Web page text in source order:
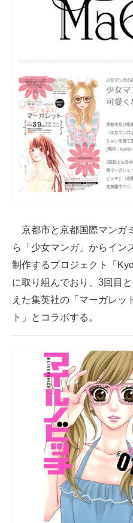
AI活用のいまが分かる
企業ITのトレンドを詳説
マーケ×ITの今がよく分かる
ITエンジニア向け専門サイト
企業向けIT製品の総合サイト
IT製品の技術・比較・事例
製造業のIT導入・活用を支援
電子設計の基本と応用
エネルギーの専門メディア
建設×テクノロジーの最前線
京都市と京都国際マンガ
ら「少女マンガ」からイン
制作するプロジェクト「
に取り組んでおり、3回目
えた集英社の「マーガレッ
ト」とコラボする。